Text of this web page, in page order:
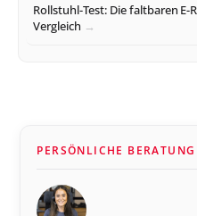
Rollstuhl-Test: Die faltbaren
Vergleich
PERSÖNLICHE BERATUNG